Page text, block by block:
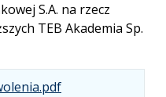
S.A. na rzecz
TEB Akademia Sp.
...